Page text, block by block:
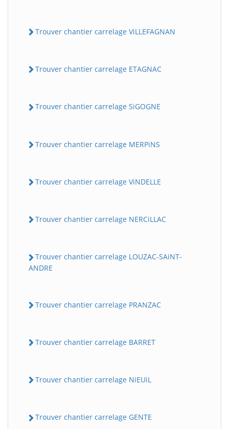
Trouver chantier carrelage ViLLEFAGNAN
Trouver chantier carrelage ETAGNAC
Trouver chantier carrelage SiGOGNE
Trouver chantier carrelage MERPiNS
Trouver chantier carrelage ViNDELLE
Trouver chantier carrelage NERCiLLAC
Trouver chantier carrelage LOUZAC-SAiNT-
ANDRE
Trouver chantier carrelage PRANZAC
Trouver chantier carrelage BARRET
Trouver chantier carrelage NiEUiL
Trouver chantier carrelage GENTE